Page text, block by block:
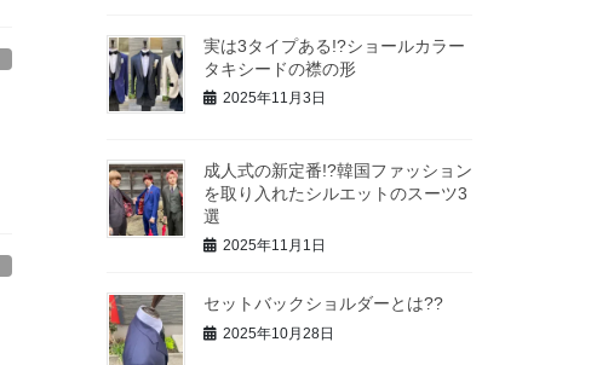
実は3タイプある!?ショールカラー
タキシードの襟の形
2025年11月3日
成人式の新定番!?韓国ファッション
を取り入れたシルエットのスーツ3
選
2025年11月1日
セットバックショルダーとは??
2025年10月28日